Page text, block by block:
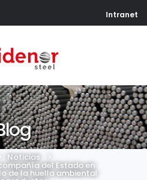
Intranet
Noticias >
del Estado en
de la huella ambiental